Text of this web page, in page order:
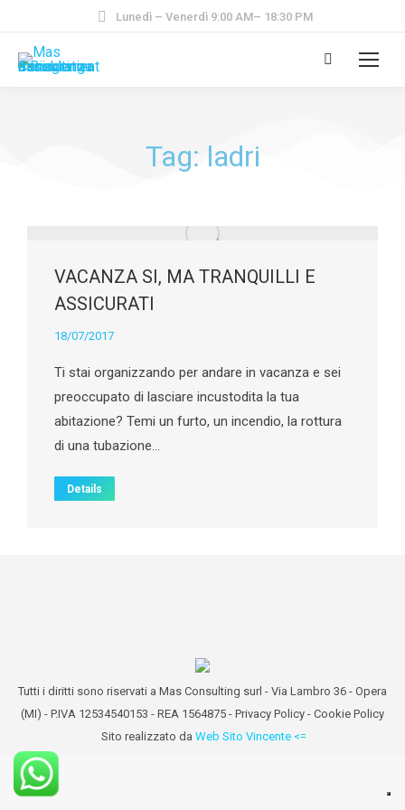
Lunedì – Venerdì 9:00 AM– 18:30 PM
Tag: ladri
VACANZA SI, MA TRANQUILLI E
ASSICURATI
18/07/2017
Ti stai organizzando per andare in vacanza e sei
preoccupato di lasciare incustodita la tua
abitazione? Temi un furto, un incendio, la rottura
di una tubazione…
Details
Tutti i diritti sono riservati a Mas Consulting surl - Via Lambro 36 - Opera
(MI) - P.IVA 12534540153 - REA 1564875 - Privacy Policy - Cookie Policy
Sito realizzato da Web Sito Vincente <=